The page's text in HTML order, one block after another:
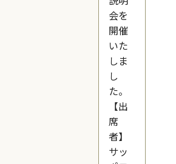
会を
開催
いた
しま
し
た。
【出
席
者】
サッ